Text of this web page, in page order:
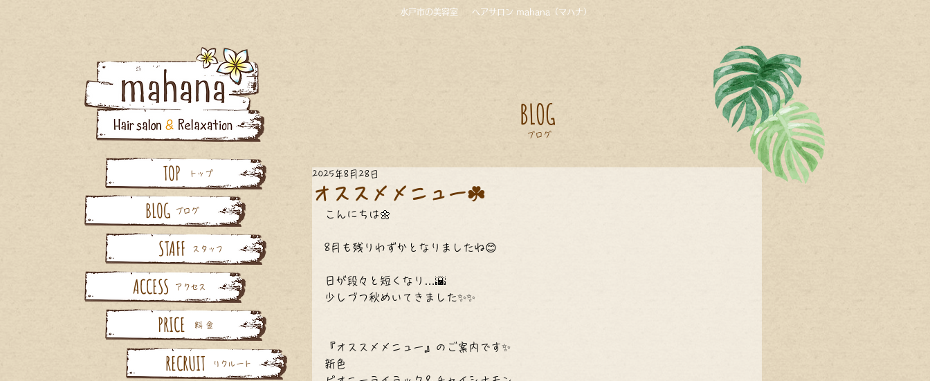
水戸市の美容室 ヘアサロン mahana（マハナ）
オススメメニュー☘️
2025年8月28日
こんにちは🌼
8月も残りわずかとなりましたね😊
日が段々と短くなり…🌇
少しづつ秋めいてきました✨✨
『オススメメニュー』のご案内です✨
新色
トップ
TOP
ブログ
BLOG
スタッフ
STAFF
アクセス
ACCESS
料 金
PRICE
リクルート
RECRUIT
ブログ
BLOG